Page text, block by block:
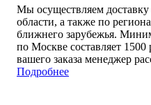
Мы осуществляем
области, а также по
ближнего зарубежья.
по Москве составляет
вашего заказа менеджер
Подробнее